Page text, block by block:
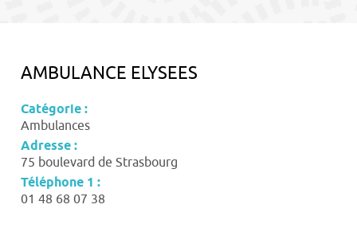
AMBULANCE ELYSEES
Catégorie :
Ambulances
Adresse :
75 boulevard de Strasbourg
Téléphone 1 :
01 48 68 07 38